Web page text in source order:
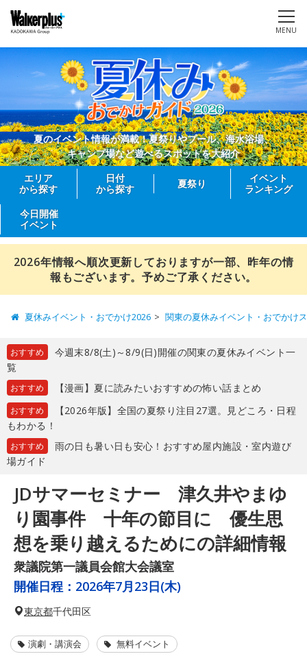
MENU
夏のイベント情報が満載！夏祭りやプール、海水浴場、
キャンプ場など遊べるスポットを大紹介
エリア
から探す
日付
から探す
夏祭り
イベント
ランキング
今日開催
イベント
2026年情報へ順次更新しておりますが一部、昨年の情
報もございます。予めご了承ください。
夏休みイベント・おでかけ2026 関東の夏休みイベント・おでかけ
おすすめ
今週末8/8(土)～8/9(日)開催の関東の夏休みイベント一
覧
おすすめ 【漫画】夏に読みたいおすすめの怖い話まとめ
おすすめ
【2026年版】全国の夏祭り注目27選。見どころ・日程
もわかる！
おすすめ
雨の日も暑い日も安心！おすすめ屋内施設・室内遊び
場ガイド
JDサマーセミナー 津久井やまゆ
り園事件 十年の節目に 優生思
想を乗り越えるためにの詳細情報
衆議院第一議員会館大会議室
開催日程： 2026年7月23日(木)
東京都千代田区
演劇・講演会 無料イベント